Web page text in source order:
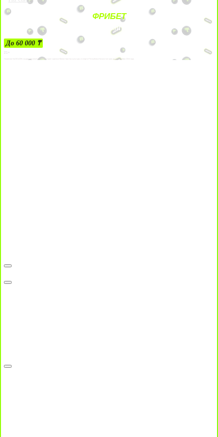
ФРИБЕТ
ЗА ДЕПОЗИТЫ
До 60 000 ₸
21+
Лицензии №24514359, выданной комитетом индустрии туризма Министерства культуры и спорта Республики Казахстан срок до 27 сентября 2034 года.